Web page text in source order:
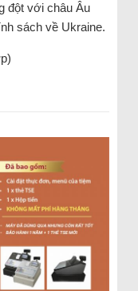
đột với châu Âu
sách về Ukraine.